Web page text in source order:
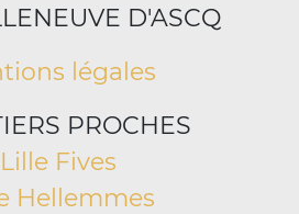
D'ASCQ
légales
PROCHES
Lille Fives
Hellemmes